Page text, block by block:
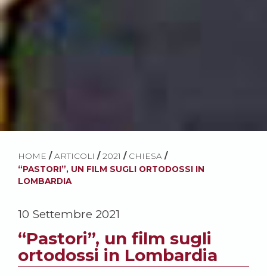
HOME / ARTICOLI / 2021 / CHIESA /
“PASTORI”, UN FILM SUGLI ORTODOSSI IN
LOMBARDIA
10 Settembre 2021
“Pastori”, un film sugli
ortodossi in Lombardia